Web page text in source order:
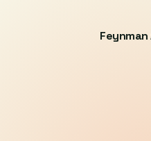
Feynman